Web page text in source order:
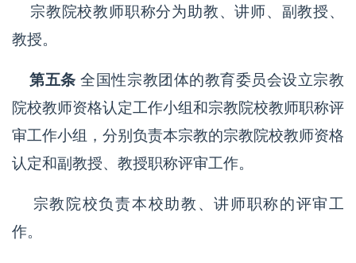
宗教院校教师职称分为助教、讲师、副教授、
教授。
第五条 全国性宗教团体的教育委员会设立宗教
院校教师资格认定工作小组和宗教院校教师职称评
审工作小组，分别负责本宗教的宗教院校教师资格
认定和副教授、教授职称评审工作。
宗教院校负责本校助教、讲师职称的评审工
作。